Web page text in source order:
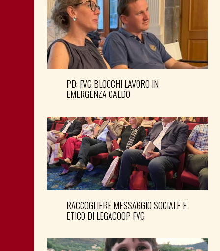
PD: FVG BLOCCHI LAVORO IN
EMERGENZA CALDO
RACCOGLIERE MESSAGGIO SOCIALE E
ETICO DI LEGACOOP FVG